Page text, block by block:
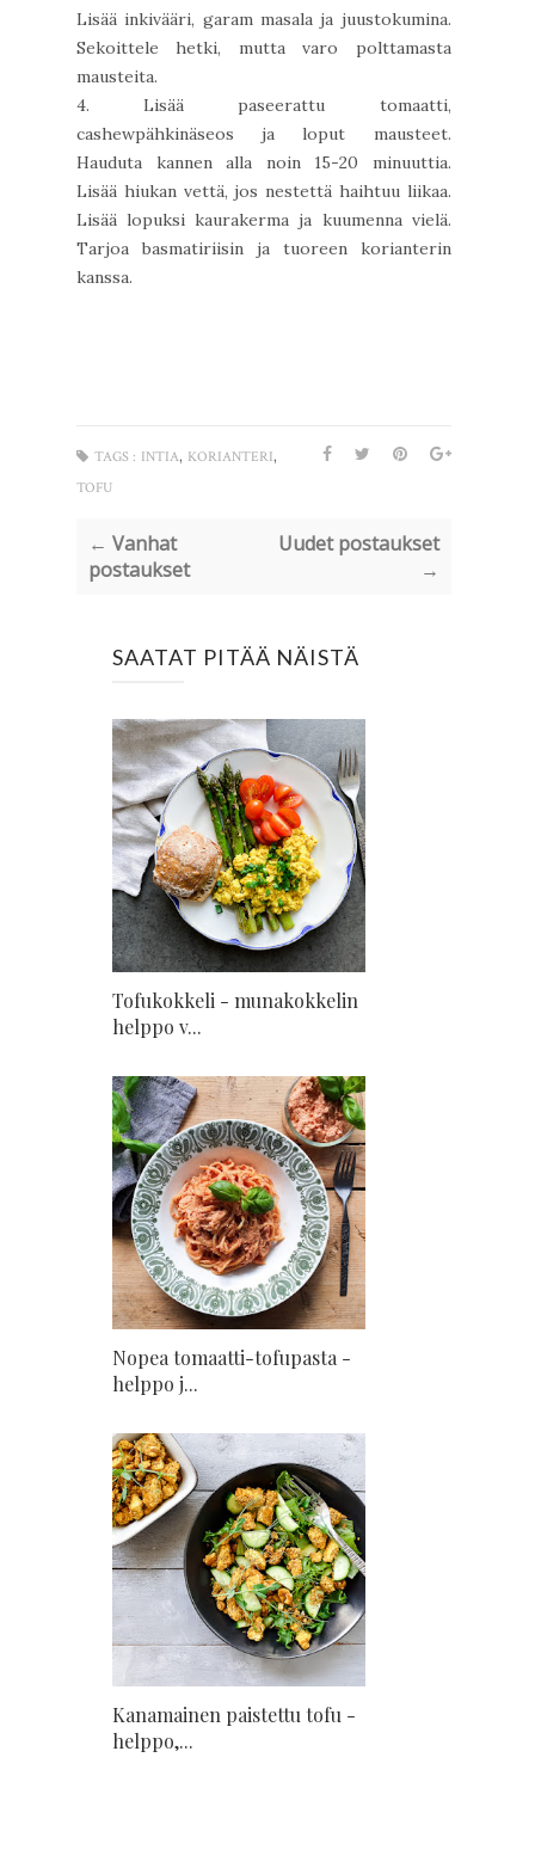
Lisää inkivääri, garam masala ja juustokumina.
Sekoittele hetki, mutta varo polttamasta
mausteita.
4. Lisää paseerattu tomaatti,
cashewpähkinäseos ja loput mausteet.
Hauduta kannen alla noin 15-20 minuuttia.
Lisää hiukan vettä, jos nestettä haihtuu liikaa.
Lisää lopuksi kaurakerma ja kuumenna vielä.
Tarjoa basmatiriisin ja tuoreen korianterin
kanssa.
TAGS : INTIA, KORIANTERI,
TOFU
← Vanhat
postaukset
Uudet postaukset
→
SAATAT PITÄÄ NÄISTÄ
Tofukokkeli - munakokkelin
helppo v...
Nopea tomaatti-tofupasta -
helppo j...
Kanamainen paistettu tofu -
helppo,...